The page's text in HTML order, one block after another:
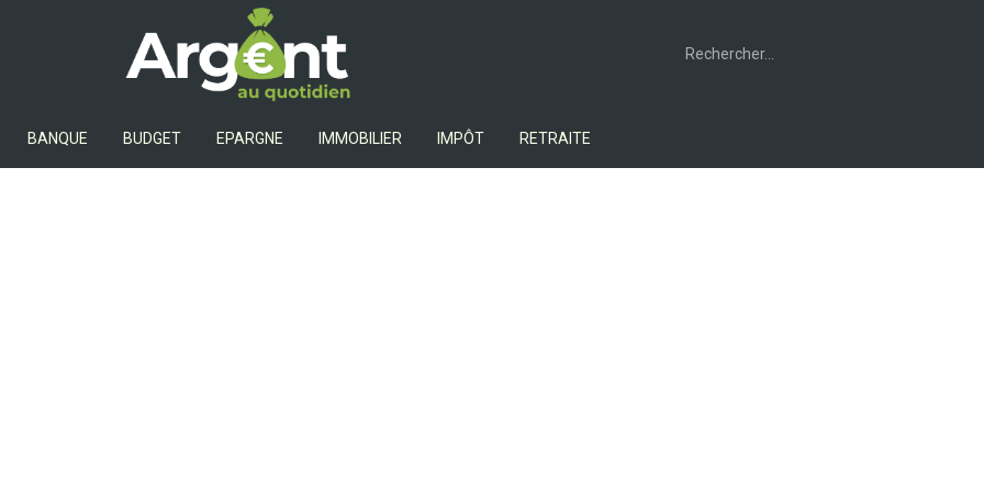
Argent Au Quotidien
Rechercher :
BANQUE BUDGET EPARGNE IMMOBILIER IMPÔT RETRAITE